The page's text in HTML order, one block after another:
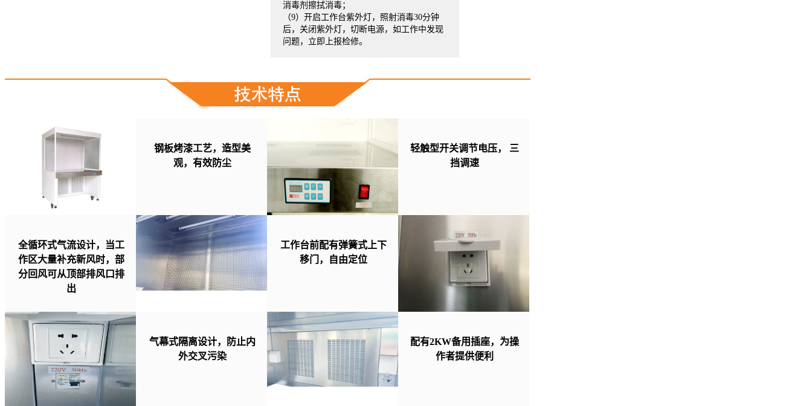
消毒剂擦拭消毒；
（9）开启工作台紫外灯，照射消毒30分钟
后，关闭紫外灯，切断电源，如工作中发现
问题，立即上报检修。
钢板烤漆工艺，造型美
观，有效防尘
轻触型开关调节电压， 三
挡调速
全循环式气流设计，当工
作区大量补充新风时，部
分回风可从顶部排风口排
出
工作台前配有弹簧式上下
移门，自由定位
气幕式隔离设计，防止内
外交叉污染
配有2KW备用插座，为操
作者提供便利